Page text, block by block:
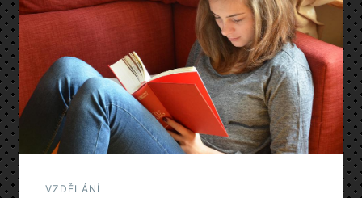
příspěvek
VZDĚLÁNÍ